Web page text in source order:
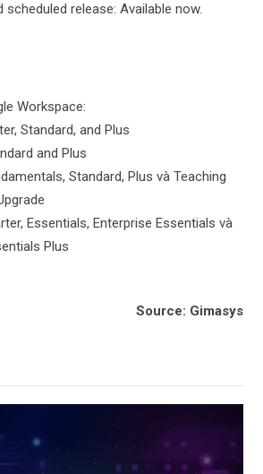
scheduled release: Available now.
Workspace:
Standard, and Plus
and Plus
Standard, Plus và Teaching
Essentials, Enterprise Essentials và
Plus
Source: Gimasys